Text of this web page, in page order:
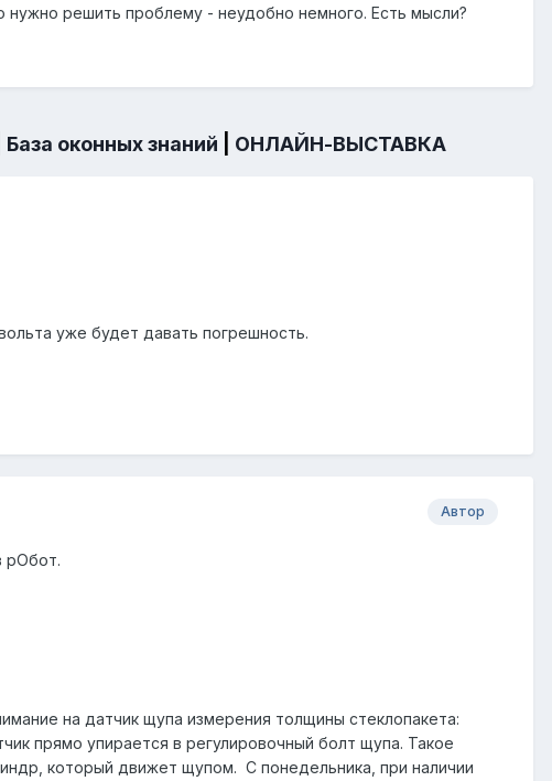
решить проблему - неудобно немного. Есть мысли?
База оконных знаний ОНЛАЙН-ВЫСТАВКА
уже будет давать погрешность.
Автор
рОбот.
на датчик щупа измерения толщины стеклопакета:
прямо упирается в регулировочный болт щупа. Такое
который движет щупом. С понедельника, при наличии